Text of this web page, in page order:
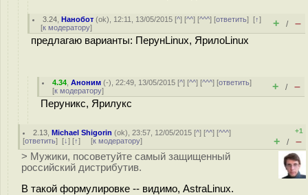
3.24 ,Нанобот (ok), 12:11, 13/05/2015 [^] [^^] [^^^] [ответить][↑]
[к модератору] + / –
предлагаю варианты: ПерунLinux, ЯрилоLinux
4.34 ,Аноним (-), 22:49, 13/05/2015 [^] [^^] [^^^] [ответить]
[к модератору] + / –
Перуникс, Ярилукс
2.13 ,Michael Shigorin (ok), 23:57, 12/05/2015 [^] [^^] [^^^]
[ответить] [↓] [↑] [к модератору]
+1
+ / –
> Мужики, посоветуйте самый защищенный
российский дистрибутив.
В такой формулировке -- видимо, AstraLinux.